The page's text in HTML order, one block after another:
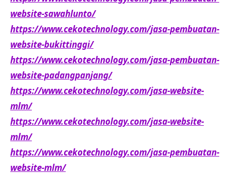
website-sawahlunto/
https://www.cekotechnology.com/jasa-pembuatan-
website-bukittinggi/
https://www.cekotechnology.com/jasa-pembuatan-
website-padangpanjang/
https://www.cekotechnology.com/jasa-website-
mlm/
https://www.cekotechnology.com/jasa-website-
mlm/
https://www.cekotechnology.com/jasa-pembuatan-
website-mlm/